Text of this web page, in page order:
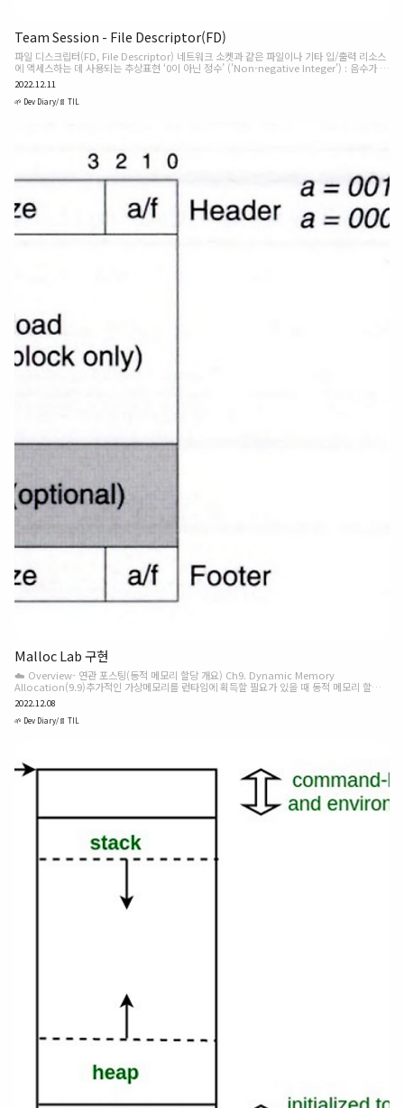
Team Session - File Descriptor(FD)
파일 디스크립터(FD, File Descriptor) 네트워크 소켓과 같은 파일이나 기타 입/출력 리소스
에 액세스하는 데 사용되는 추상표현 ‘0이 아닌 정수’ (’Non-negative Integer’) : 음수가 아
닌 0과 양수인 정수 값 음수는 오류 조건을 나타내기 위해 예약된다. 시스템으로부터 할당받은
파일이나 소켓을 대표하는 정수 POSIX API 정수 값 이름 0 표준 입력(stdin) 1 표준 출력
(stdout) 2 표준 에러(stderr) 위의 3가지 디스크립터는 프로그램이 프로세스로 메모리에서
2022.12.11
🌱 Dev Diary/📄 TIL
Malloc Lab 구현
☁️ Overview- 연관 포스팅(동적 메모리 할당 개요) Ch9. Dynamic Memory
Allocation(9.9)추가적인 가상메모리를 런타임에 획득할 필요가 있을 때 동적 메모리 할당을
사용한다. 편리성, 호환성 Intro. 동적 메모리 할당 malloc, garbage collector 힙(heap)
을 관리한다. 프로세스의 가상메모리olive-su.tistory.com 📂 File structuremalloc-lab
├── Makefile # 테스트를 실행하는 makefile ├── README.md ├── clock.c
2022.12.08
🌱 Dev Diary/📄 TIL